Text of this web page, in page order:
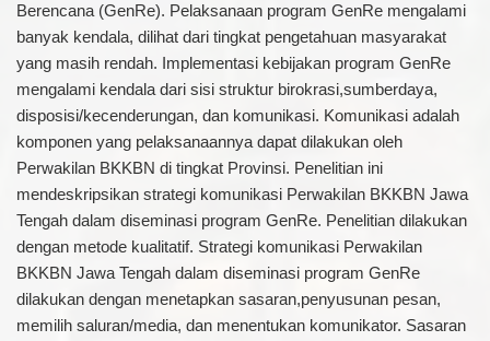
Berencana (GenRe). Pelaksanaan program GenRe mengalami
banyak kendala, dilihat dari tingkat pengetahuan masyarakat
yang masih rendah. Implementasi kebijakan program GenRe
mengalami kendala dari sisi struktur birokrasi,sumberdaya,
disposisi/kecenderungan, dan komunikasi. Komunikasi adalah
komponen yang pelaksanaannya dapat dilakukan oleh
Perwakilan BKKBN di tingkat Provinsi. Penelitian ini
mendeskripsikan strategi komunikasi Perwakilan BKKBN Jawa
Tengah dalam diseminasi program GenRe. Penelitian dilakukan
dengan metode kualitatif. Strategi komunikasi Perwakilan
BKKBN Jawa Tengah dalam diseminasi program GenRe
dilakukan dengan menetapkan sasaran,penyusunan pesan,
memilih saluran/media, dan menentukan komunikator. Sasaran